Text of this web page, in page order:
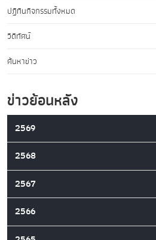
ปฏิทินกิจกรรมทั้งหมด
วิดีทัศน์
ค้นหาข่าว
ข่าวย้อนหลัง
2569
2568
2567
2566